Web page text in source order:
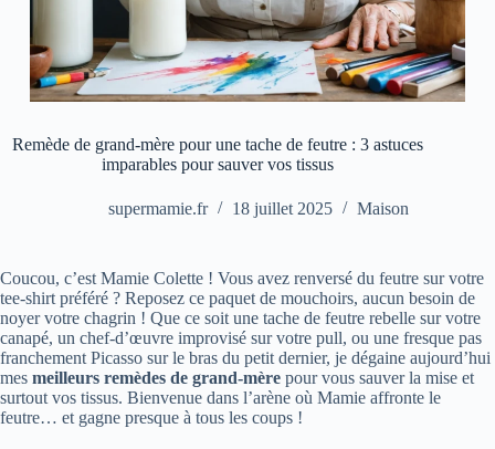
Remède de grand-mère pour une tache de feutre : 3 astuces
imparables pour sauver vos tissus
supermamie.fr 18 juillet 2025 Maison
Coucou, c’est Mamie Colette ! Vous avez renversé du feutre sur votre
tee-shirt préféré ? Reposez ce paquet de mouchoirs, aucun besoin de
noyer votre chagrin ! Que ce soit une tache de feutre rebelle sur votre
canapé, un chef-d’œuvre improvisé sur votre pull, ou une fresque pas
franchement Picasso sur le bras du petit dernier, je dégaine aujourd’hui
mes meilleurs remèdes de grand-mère pour vous sauver la mise et
surtout vos tissus. Bienvenue dans l’arène où Mamie affronte le
feutre… et gagne presque à tous les coups !